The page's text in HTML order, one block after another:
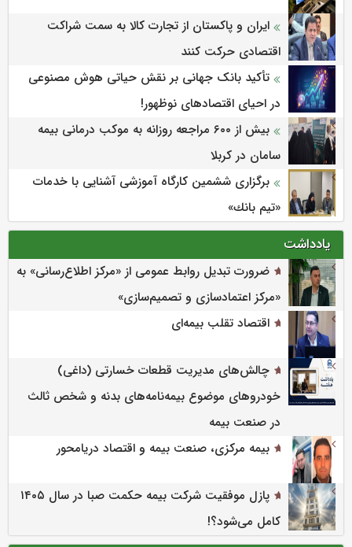
ایران و پاکستان از تجارت کالا به سمت شراکت
اقتصادی حرکت کنند
تأکید بانک جهانی بر نقش حیاتی هوش مصنوعی
در احیای اقتصادهای نوظهور!
بیش از ۶۰۰ مراجعه روزانه به موکب درمانی بیمه
سامان در کربلا
برگزاری ششمین كارگاه آموزشی آشنایی با خدمات
«تیم بانك»
یادداشت
ضرورت تبدیل روابط عمومی از «مرکز اطلاع‌رسانی» به
«مرکز اعتمادسازی و تصمیم‌سازی»
اقتصاد تقلب بیمه‌ای
چالش‌های مدیریت قطعات خسارتی (داغی)
خودروهای موضوع بیمه‌نامه‌های بدنه و شخص ثالث
در صنعت بیمه
بیمه مرکزی، صنعت بیمه و اقتصاد دریامحور
پازل موفقیت شرکت بیمه حکمت صبا در سال ۱۴۰۵
کامل می‌شود؟!